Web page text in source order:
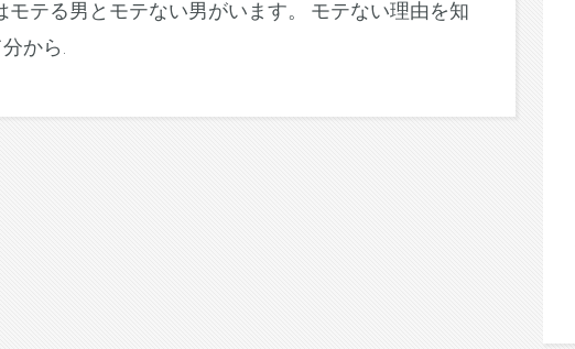
にはモテる男とモテない男がいます。 モテない理由を知
から.